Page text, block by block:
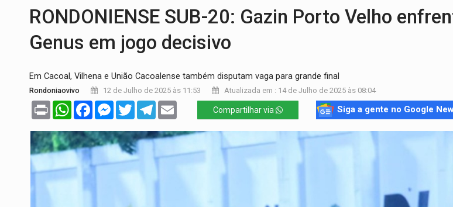
RONDONIENSE SUB-20: Gazin Porto Velho
Genus em jogo decisivo
Em Cacoal, Vilhena e União Cacoalense também disputam vaga para grande final
Rondoniaovivo 12 de Julho de 2025 às 11:53 Atualizada em : 14 de Julho de 2025 às 08:04
Print WhatsAppFacebookMessenger
TwitterTelegram Compartilhar via Siga a gente no Google